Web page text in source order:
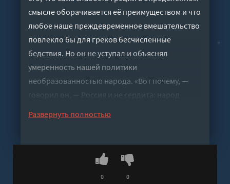
смысле оборачивается её преимуществом и что
любое наше преждевременное вмешательство
повлекло бы для греков бесчисленные
бедствия. Но он не уступал и объяснял
умеренность нашей политики
необразованностью народа. «Вот почему, —
говорил он, — Россия и не сердита: народ
бесплатно без регистрации - полная версия
Развернуть полностью
0 0